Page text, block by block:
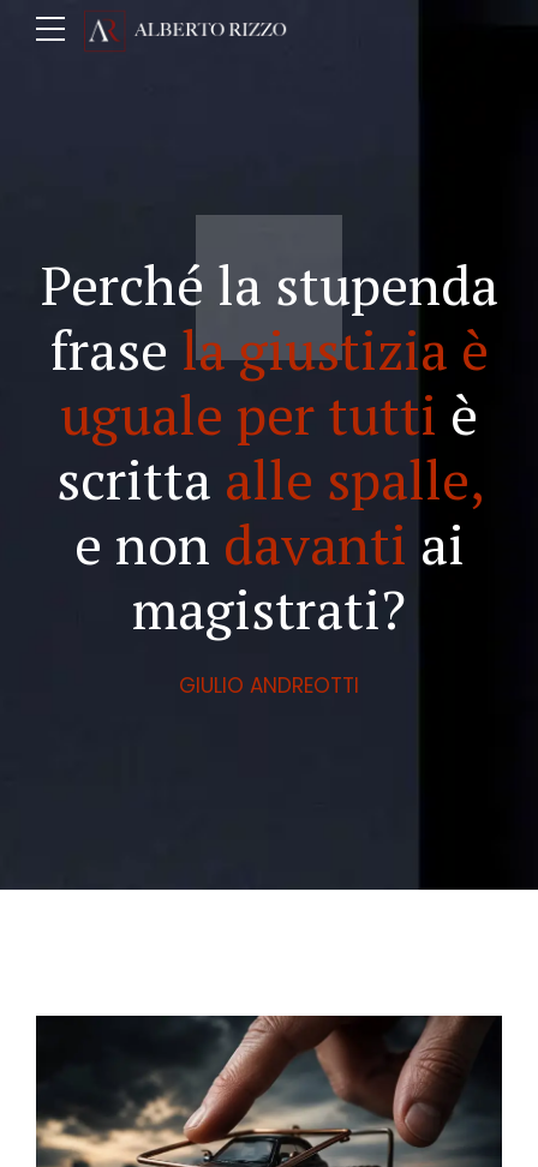
Perché la stupenda
frase la giustizia è
uguale per tutti è
scritta alle spalle,
e non davanti ai
magistrati?
GIULIO ANDREOTTI